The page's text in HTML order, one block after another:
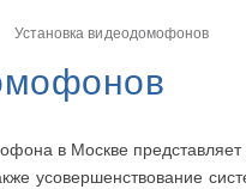
Установка видеодомофонов
в Москве
усовершенствование